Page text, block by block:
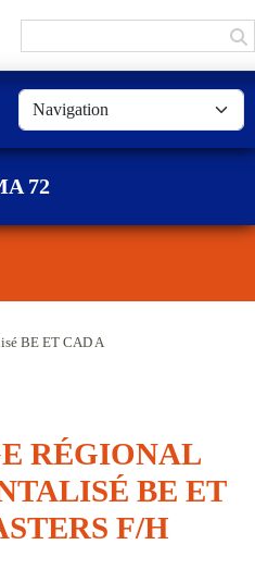
72
BE ET CAD A
RÉGIONAL
BE ET
F/H